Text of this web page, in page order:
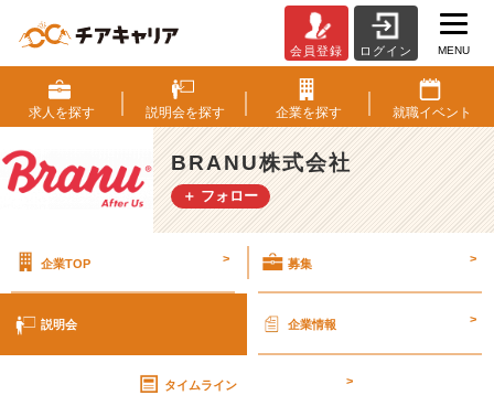
R
A
N
U
株
式
説
詳
細
会員登録 ログイン MENU
求人を探す 説明会を探す 企業を探す 就職イベント
BRANU株式会社
＋ フォロー
企業TOP > 募集 >
説明会 企業情報 >
タイムライン >